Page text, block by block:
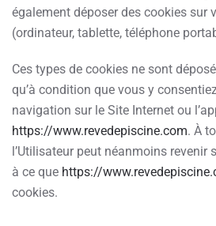
également déposer des cookies sur
(ordinateur, tablette, téléphone
Ces types de cookies ne sont
qu’à condition que vous y
navigation sur le Site Internet ou
https://www.revedepiscine.com. À
l’Utilisateur peut néanmoins revenir
à ce que https://
cookies.